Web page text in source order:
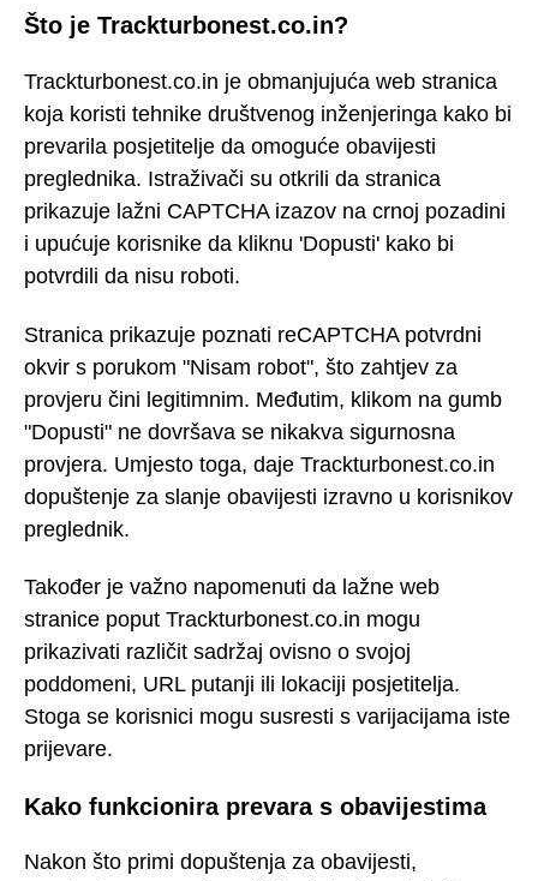
Što je Trackturbonest.co.in?
Trackturbonest.co.in je obmanjujuća web stranica
koja koristi tehnike društvenog inženjeringa kako bi
prevarila posjetitelje da omoguće obavijesti
preglednika. Istraživači su otkrili da stranica
prikazuje lažni CAPTCHA izazov na crnoj pozadini
i upućuje korisnike da kliknu 'Dopusti' kako bi
potvrdili da nisu roboti.
Stranica prikazuje poznati reCAPTCHA potvrdni
okvir s porukom "Nisam robot", što zahtjev za
provjeru čini legitimnim. Međutim, klikom na gumb
"Dopusti" ne dovršava se nikakva sigurnosna
provjera. Umjesto toga, daje Trackturbonest.co.in
dopuštenje za slanje obavijesti izravno u korisnikov
preglednik.
Također je važno napomenuti da lažne web
stranice poput Trackturbonest.co.in mogu
prikazivati različit sadržaj ovisno o svojoj
poddomeni, URL putanji ili lokaciji posjetitelja.
Stoga se korisnici mogu susresti s varijacijama iste
prijevare.
Kako funkcionira prevara s obavijestima
Nakon što primi dopuštenja za obavijesti,